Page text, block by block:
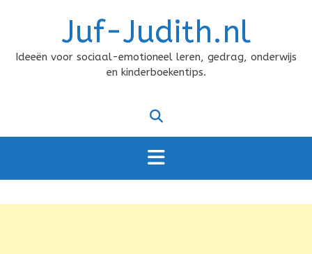
Juf-Judith.nl
Ideeën voor sociaal-emotioneel leren, gedrag, onderwijs
en kinderboekentips.